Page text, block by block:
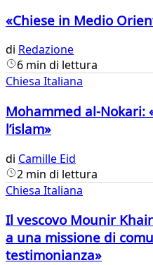
«Chiese in Medio
di Redazione
6 min di lettura
Chiesa Italiana
Mohammed al-Nokari:
l’islam»
di Camille Eid
2 min di lettura
Chiesa Italiana
Il vescovo Mounir
a una missione di
testimonianza»